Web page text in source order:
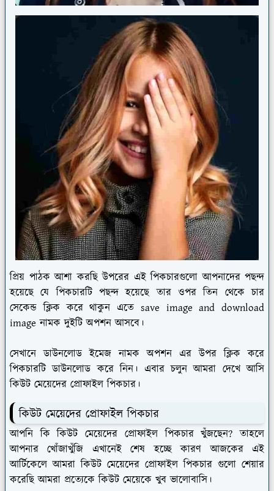
প্রিয় পাঠক আশা করছি উপরের এই পিকচারগুলো আপনাদের পছন্দ
হয়েছে যে পিকচারটি পছন্দ হয়েছে তার ওপর তিন থেকে চার
সেকেন্ড ক্লিক করে থাকুন এতে save image and download
image নামক দুইটি অপশন আসবে।
সেখানে ডাউনলোড ইমেজ নামক অপশন এর উপর ক্লিক করে
পিকচারটি ডাউনলোড করে নিন। এবার চলুন আমরা দেখে আসি
কিউট মেয়েদের প্রোফাইল পিকচার।
কিউট মেয়েদের প্রোফাইল পিকচার
আপনি কি কিউট মেয়েদের প্রোফাইল পিকচার খুঁজছেন? তাহলে
আপনার খোঁজাখুঁজি এখানেই শেষ হচ্ছে কারণ আজকের এই
আর্টিকেলে আমরা কিউট মেয়েদের প্রোফাইল পিকচার গুলো শেয়ার
করেছি আমরা প্রত্যেকে কিউট মেয়েকে খুব ভালোবাসি।